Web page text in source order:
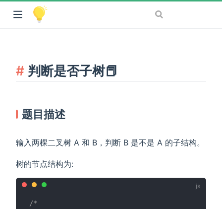
判断是否子树📕
题目描述
输入两棵二叉树 A 和 B，判断 B 是不是 A 的子结构。
树的节点结构为:
/*